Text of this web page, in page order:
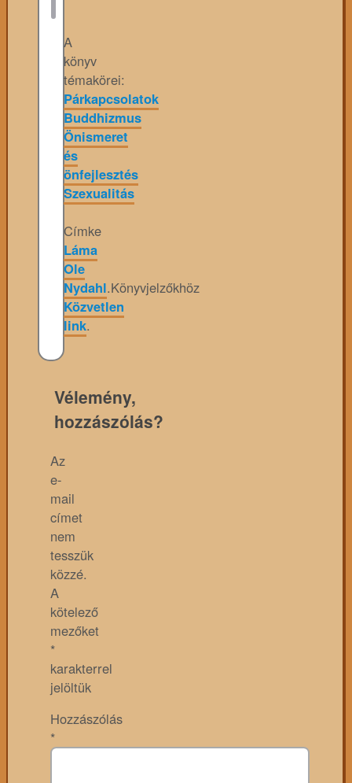
A
könyv
témakörei:
Párkapcsolatok
Buddhizmus
Önismeret
és
önfejlesztés
Szexualitás
Címke
Láma
Ole
Nydahl.Könyvjelzőkhöz
Közvetlen
link.
Vélemény,
hozzászólás?
Az
e-
mail
címet
nem
tesszük
közzé.
A
kötelező
mezőket
*
karakterrel
jelöltük
Hozzászólás
*